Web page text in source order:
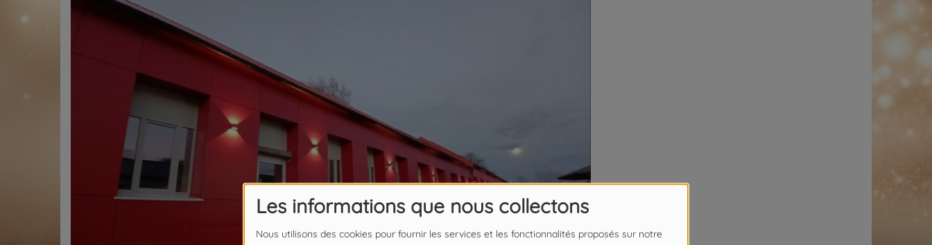
Les informations que nous collectons
Nous utilisons des cookies pour fournir les services et les fonctionnalités proposés sur notre